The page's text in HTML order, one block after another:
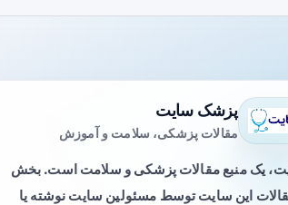
پزشک سایت
مقالات پزشکی، سلامت و آموزش
یک منبع مقالات پزشکی و سلامت است. بخش
این سایت توسط مسئولین سایت نوشته یا